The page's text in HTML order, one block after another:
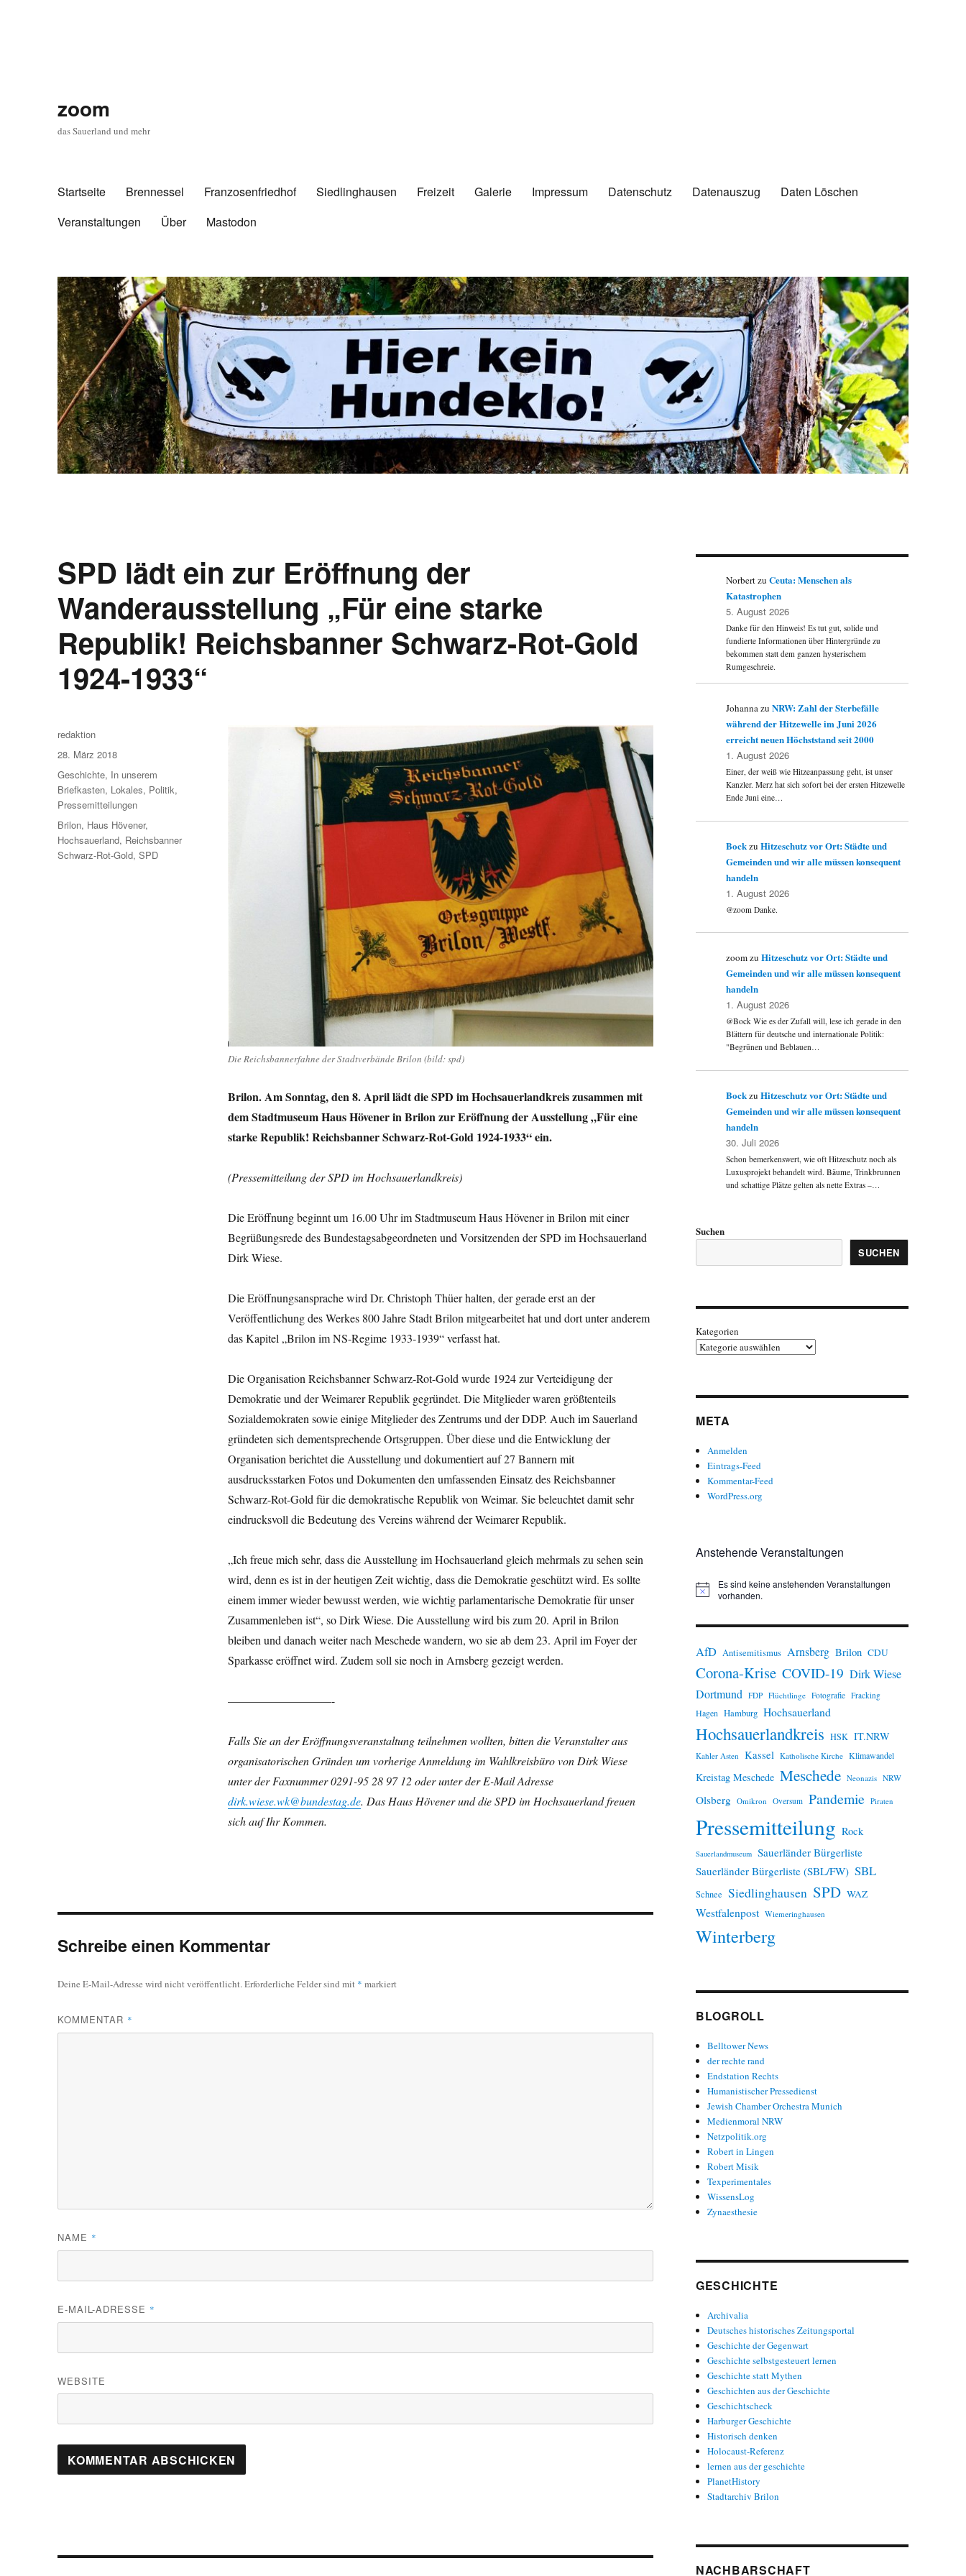
zoom
das Sauerland und mehr
Startseite Brennessel Franzosenfriedhof Siedlinghausen Freizeit Galerie Impressum Datenschutz Datenauszug
Daten Löschen
Veranstaltungen
Über Mastodon
SPD lädt ein zur Eröffnung der
Wanderausstellung „Für eine starke
Republik! Reichsbanner Schwarz-Rot-Gold
1924-1933“
Die Reichsbannerfahne der Stadtverbände Brilon (bild: spd)
Brilon. Am Sonntag, den 8. April lädt die SPD im Hochsauerlandkreis zusammen mit
dem Stadtmuseum Haus Hövener in Brilon zur Eröffnung der Ausstellung „Für eine
starke Republik! Reichsbanner Schwarz-Rot-Gold 1924-1933“ ein.
(Pressemitteilung der SPD im Hochsauerlandkreis)
Die Eröffnung beginnt um 16.00 Uhr im Stadtmuseum Haus Hövener in Brilon mit einer
Begrüßungsrede des Bundestagsabgeordneten und Vorsitzenden der SPD im Hochsauerland
Dirk Wiese.
Die Eröffnungsansprache wird Dr. Christoph Thüer halten, der gerade erst an der
Veröffentlichung des Werkes 800 Jahre Stadt Brilon mitgearbeitet hat und dort unter anderem
das Kapitel „Brilon im NS-Regime 1933-1939“ verfasst hat.
Die Organisation Reichsbanner Schwarz-Rot-Gold wurde 1924 zur Verteidigung der
Demokratie und der Weimarer Republik gegründet. Die Mitglieder waren größtenteils
Sozialdemokraten sowie einige Mitglieder des Zentrums und der DDP. Auch im Sauerland
gründeten sich dementsprechende Ortsgruppen. Über diese und die Entwicklung der
Organisation berichtet die Ausstellung und dokumentiert auf 27 Bannern mit
ausdrucksstarken Fotos und Dokumenten den umfassenden Einsatz des Reichsbanner
Schwarz-Rot-Gold für die demokratische Republik von Weimar. Sie beleuchtet damit sehr
eindrucksvoll die Bedeutung des Vereins während der Weimarer Republik.
„Ich freue mich sehr, dass die Ausstellung im Hochsauerland gleich mehrmals zu sehen sein
wird, denn es ist in der heutigen Zeit wichtig, dass die Demokratie geschützt wird. Es sollte
einem immer wieder bewusst werden, wie wichtig parlamentarische Demokratie für unser
Zusammenleben ist“, so Dirk Wiese. Die Ausstellung wird bis zum 20. April in Brilon
bleiben und danach weiter nach Meschede wandern, wo sie ab dem 23. April im Foyer der
Sparkasse eröffnet wird. Zudem soll sie noch in Arnsberg gezeigt werden.
—————————-
Falls Sie an der Eröffnungsveranstaltung teilnehmen wollten, bitten die Veranstalter aus
organisatorischen Gründen um vorherige Anmeldung im Wahlkreisbüro von Dirk Wiese
unter der Faxnummer 0291-95 28 97 12 oder unter der E-Mail Adresse
dirk.wiese.wk@bundestag.de. Das Haus Hövener und die SPD im Hochsauerland freuen
sich auf Ihr Kommen.
Autor
redaktion
Veröffentlicht
am
28. März 2018
Kategorien
Geschichte, In unserem
Briefkasten, Lokales, Politik,
Pressemitteilungen
Schlagwörter
Brilon, Haus Hövener,
Hochsauerland, Reichsbanner
Schwarz-Rot-Gold,SPD
Schreibe einen Kommentar
Deine E-Mail-Adresse wird nicht veröffentlicht.Erforderliche Felder sind mit * markiert
KOMMENTAR *
NAME *
E-MAIL-ADRESSE *
WEBSITE
NorbertzuCeuta: Menschen als
Katastrophen
5. August 2026
Danke für den Hinweis! Es tut gut, solide und
fundierte Informationen über Hintergründe zu
bekommen statt dem ganzen hysterischem
Rumgeschreie.
JohannazuNRW: Zahl der Sterbefälle
während der Hitzewelle im Juni 2026
erreicht neuen Höchststand seit 2000
1. August 2026
Einer, der weiß wie Hitzeanpassung geht, ist unser
Kanzler. Merz hat sich sofort bei der ersten Hitzewelle
Ende Juni eine…
BockzuHitzeschutz vor Ort: Städte und
Gemeinden und wir alle müssen konsequent
handeln
1. August 2026
@zoom Danke.
zoomzuHitzeschutz vor Ort: Städte und
Gemeinden und wir alle müssen konsequent
handeln
1. August 2026
@Bock Wie es der Zufall will, lese ich gerade in den
Blättern für deutsche und internationale Politik:
"Begrünen und Beblauen…
BockzuHitzeschutz vor Ort: Städte und
Gemeinden und wir alle müssen konsequent
handeln
30. Juli 2026
Schon bemerkenswert, wie oft Hitzeschutz noch als
Luxusprojekt behandelt wird. Bäume, Trinkbrunnen
und schattige Plätze gelten als nette Extras –…
Suchen
SUCHEN
Kategorien
META
Anmelden
Eintrags-Feed
Kommentar-Feed
WordPress.org
Anstehende Veranstaltungen
H
w
Es sind keine anstehenden Veranstaltungen
vorhanden.
AfD Antisemitismus Arnsberg Brilon CDU
Corona-Krise COVID-19 Dirk Wiese
Dortmund FDP Flüchtlinge Fotografie Fracking
Hagen Hamburg Hochsauerland
Hochsauerlandkreis HSK IT.NRW
Kahler Asten Kassel Katholische Kirche Klimawandel
Kreistag Meschede Meschede Neonazis NRW
Olsberg Omikron Oversum Pandemie Piraten
Pressemitteilung Rock
Sauerlandmuseum Sauerländer Bürgerliste
Sauerländer Bürgerliste (SBL/FW) SBL
Schnee Siedlinghausen SPD WAZ
Westfalenpost Wiemeringhausen
Winterberg
BLOGROLL
Belltower News
der rechte rand
Endstation Rechts
Humanistischer Pressedienst
Jewish Chamber Orchestra Munich
Medienmoral NRW
Netzpolitik.org
Robert in Lingen
Robert Misik
Texperimentales
WissensLog
Zynaesthesie
GESCHICHTE
Archivalia
Deutsches historisches Zeitungsportal
Geschichte der Gegenwart
Geschichte selbstgesteuert lernen
Geschichte statt Mythen
Geschichten aus der Geschichte
Geschichtscheck
Harburger Geschichte
Historisch denken
Holocaust-Referenz
lernen aus der geschichte
PlanetHistory
Stadtarchiv Brilon
NACHBARSCHAFT